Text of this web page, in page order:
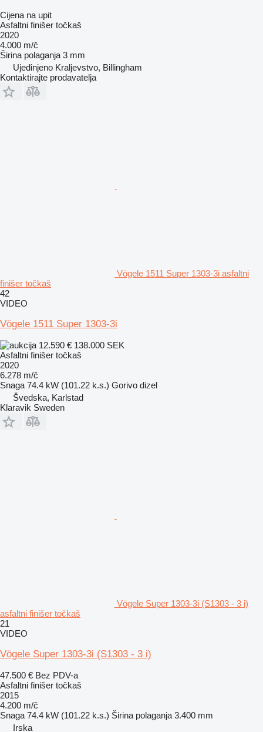
Cijena na upit
Asfaltni finišer točkaš
2020
4.000 m/č
Širina polaganja 3 mm
Ujedinjeno Kraljevstvo, Billingham
Kontaktirajte prodavatelja
Vögele 1511 Super 1303-3i asfaltni
finišer točkaš
42
VIDEO
Vögele 1511 Super 1303-3i
12.590 € 138.000 SEK
Asfaltni finišer točkaš
2020
6.278 m/č
Snaga 74.4 kW (101.22 k.s.) Gorivo dizel
Švedska, Karlstad
Klaravik Sweden
Vögele Super 1303-3i (S1303 - 3 i)
asfaltni finišer točkaš
21
VIDEO
Vögele Super 1303-3i (S1303 - 3 i)
47.500 € Bez PDV-a
Asfaltni finišer točkaš
2015
4.200 m/č
Snaga 74.4 kW (101.22 k.s.) Širina polaganja 3.400 mm
Irska